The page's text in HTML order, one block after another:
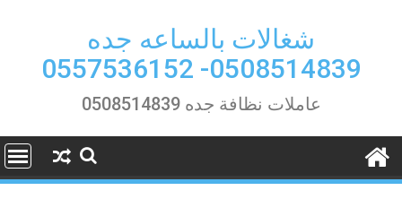
شغالات بالساعه جده
0508514839- 0557536152
عاملات نظافة جده 0508514839